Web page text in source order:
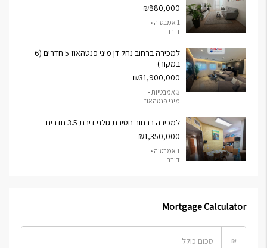
₪880,000
1 אמבטיה •
דירה
למכירה ברחוב נחל דן מיני פנטהאוז 5 חדרים (6
במקור)
₪31,900,000
3 אמבטיות •
מיני פנטהאוז
למכירה ברחוב חטיבת גולני דירת 3.5 חדרים
₪1,350,000
1 אמבטיה •
דירה
Mortgage Calculator
₪